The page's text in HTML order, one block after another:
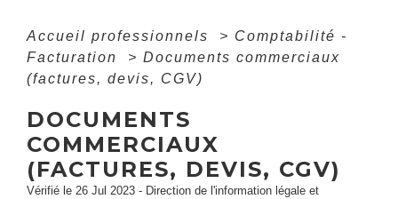
Accueil professionnels > Comptabilité -
Facturation
> Documents commerciaux
(factures, devis, CGV)
DOCUMENTS
COMMERCIAUX
(FACTURES, DEVIS, CGV)
Vérifié le 26 Jul 2023 - Direction de l'information légale et